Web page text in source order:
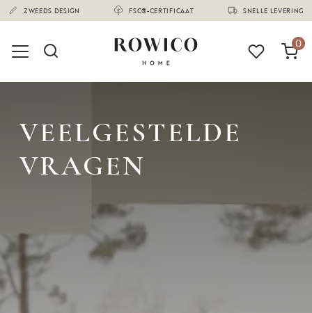
ZWEEDS DESIGN FSC®-CERTIFICAAT SNELLE LEVERING
(1674)
0
VEELGESTELDE
VRAGEN